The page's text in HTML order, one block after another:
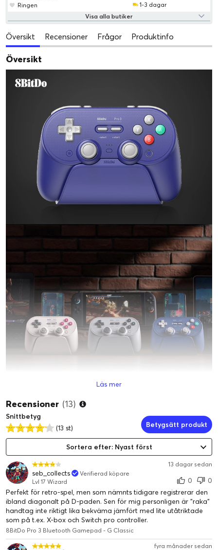
Ringen
1-3 dagar
Visa alla butiker
Översikt Recensioner Frågor Produktinfo
Översikt
Läs mer
Recensioner (13)
Snittbetyg
(13 st)
Betygsätt produkt
Sortera efter: Nyast först
13 dagar sedan
seb_collects
Verifierad köpare
Lvl 17 Wizard
0
0
Perfekt för retro-spel, men som nämnts tidigare registrerar den
ibland diagonalt på D-paden. Sen för mig personligen är "raka"
handtag inte riktigt lika bekväma jämfört med lite utåtriktade
som på t.ex. X-box och Switch pro controller.
8BitDo Pro 3 Bluetooth Gamepad - G Classic
fyra månader sedan